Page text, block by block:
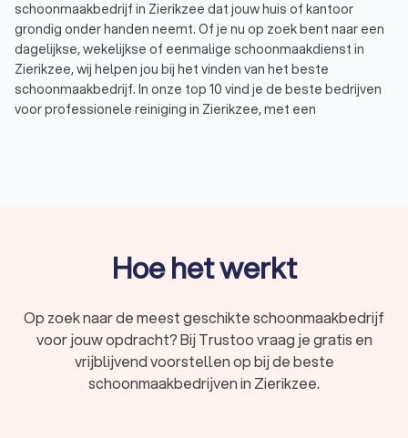
schoonmaakbedrijf in Zierikzee dat jouw huis of kantoor
grondig onder handen neemt. Of je nu op zoek bent naar een
dagelijkse, wekelijkse of eenmalige schoonmaakdienst in
Zierikzee, wij helpen jou bij het vinden van het beste
schoonmaakbedrijf. In onze top 10 vind je de beste bedrijven
voor professionele reiniging in Zierikzee, met een
Zoek je reguliere huishoudelijke hulp in Zierikzee of een
eenmalige schoonmaak van je woning? Als particulier loont
het om voor een professioneel schoonmaakbedrijf in
Zierikzee te kiezen. Hier zijn enkele situaties waarin een
schoonmaakbedrijf uitkomst biedt:
Hoe het werkt
Op zoek naar de meest geschikte schoonmaakbedrijf
voor jouw opdracht? Bij Trustoo vraag je gratis en
vrijblijvend voorstellen op bij de beste
schoonmaakbedrijven in Zierikzee.